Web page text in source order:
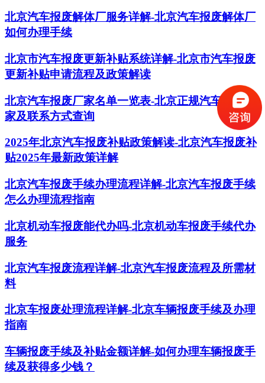
北京汽车报废解体厂服务详解-北京汽车报废解体厂
如何办理手续
北京市汽车报废更新补贴系统详解-北京市汽车报废
更新补贴申请流程及政策解读
北京汽车报废厂家名单一览表-北京正规汽车报废厂
家及联系方式查询
2025年北京汽车报废补贴政策解读-北京汽车报废补
贴2025年最新政策详解
北京汽车报废手续办理流程详解-北京汽车报废手续
怎么办理流程指南
北京机动车报废能代办吗-北京机动车报废手续代办
服务
北京汽车报废流程详解-北京汽车报废流程及所需材
料
北京车报废处理流程详解-北京车辆报废手续及办理
指南
车辆报废手续及补贴金额详解-如何办理车辆报废手
续及获得多少钱？